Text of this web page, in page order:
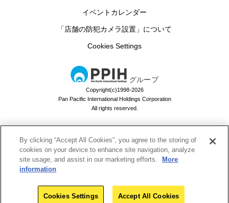
イベントカレンダー
「店舗の防犯カメラ設置」について
Cookies Settings
グループ
Copyright(c)1998-2026
Pan Pacific International Holdings Corporation
All rights reserved.
By clicking “Accept All Cookies”, you agree to the storing of
cookies on your device to enhance site navigation, analyze
site usage, and assist in our marketing efforts.
More
information
Cookies Settings Accept All Cookies
ドン・キホーテのお買い物アプリ
ドンキでお買い物するなら必須！
Download